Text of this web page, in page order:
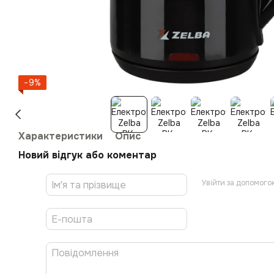
−9%
Характеристики
Опис
Новий відгук або коментар
Увійти за